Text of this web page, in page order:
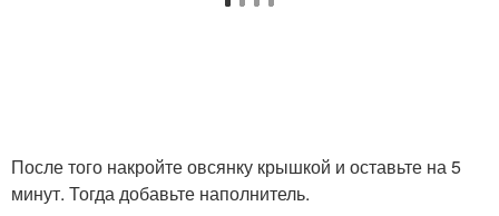
После того накройте овсянку крышкой и оставьте на 5
минут. Тогда добавьте наполнитель.